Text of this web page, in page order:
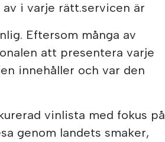
i varje rätt.servicen är
Eftersom många av
att presentera varje
innehåller och var den
vinlista med fokus på
genom landets smaker,